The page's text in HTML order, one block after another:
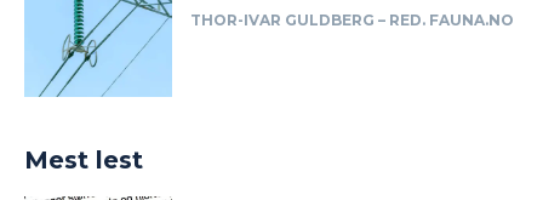
THOR-IVAR GULDBERG – RED. FAUNA.NO
Mest lest